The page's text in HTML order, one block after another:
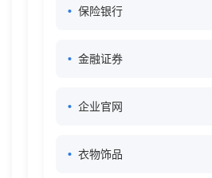
保险银行
金融证券
企业官网
衣物饰品